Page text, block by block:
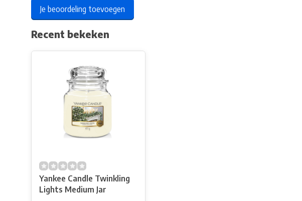
Je beoordeling toevoegen
Recent bekeken
Yankee Candle Twinkling
Lights Medium Jar